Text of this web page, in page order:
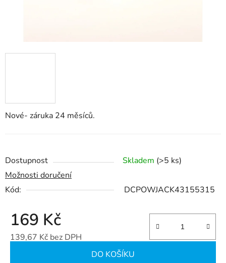
Nové- záruka 24 měsíců.
Dostupnost Skladem (>5 ks)
Možnosti doručení
Kód:
DCPOWJACK43155315
169 Kč
139,67 Kč bez DPH
DO KOŠÍKU